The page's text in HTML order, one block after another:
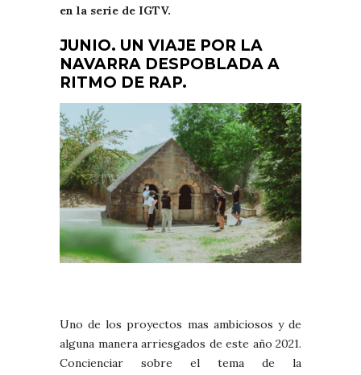
en la serie de IGTV.
JUNIO. UN VIAJE POR LA
NAVARRA DESPOBLADA A
RITMO DE RAP.
Uno de los proyectos mas ambiciosos y de
alguna manera arriesgados de este año 2021.
Concienciar sobre el tema de la